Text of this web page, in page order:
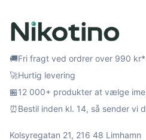
🚚Fri fragt ved ordrer over 990 kr*
🚀Hurtig levering
🏪12 000+ produkter at vælge
⏰Bestil inden kl. 14, så sender vi
Kolsyregatan 21, 216 48 Limhamn